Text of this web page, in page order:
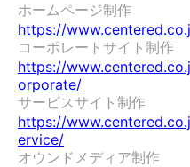
ホームページ制作
https://
コーポレートサイト制作
https://
orporate/
サービスサイト制作
https://
ervice/
オウンドメディア制作